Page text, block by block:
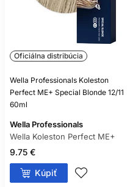
Oficiálna distribúcia
Wella Professionals Koleston
Perfect ME+ Special Blonde 12/11
60ml
Wella Professionals
Wella Koleston Perfect ME+
9.75 €
Kúpiť